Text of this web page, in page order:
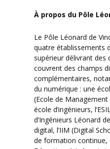
À propos du Pôle
Le Pôle Léonard de
quatre établissements
supérieur délivrant des
couvrent des champs
complémentaires,
du numérique : une
(Ecole de
école d’ingénieurs,
d’Ingénieurs Léonard
digital, l’IIM (Digital
de formation continue,